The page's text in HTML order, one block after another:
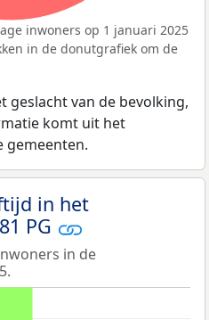
inwoners op 1 januari 2025
in de donutgrafiek om de
van de bevolking,
komt uit het
gemeenten.
in het
PG
in de